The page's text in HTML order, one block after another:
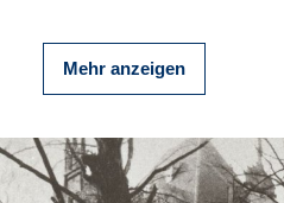
Mehr anzeigen